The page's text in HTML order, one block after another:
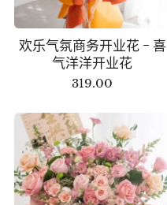
欢乐气氛商务开业花 - 喜
气洋洋开业花
319.00